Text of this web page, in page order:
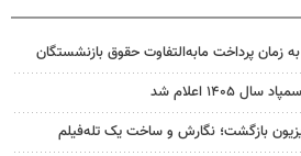
زمان پرداخت مابه‌التفاوت حقوق بازنشستگان
۱۴۰۵ اعلام شد
بازگشت؛ نگارش و ساخت یک تله‌فیلم